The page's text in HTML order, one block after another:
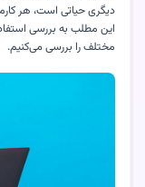
دیگری حیاتی است، هر
این مطلب به بررسی
مختلف را بررسی می‌کنیم.